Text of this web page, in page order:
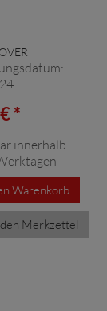
*
innerhalb
Warenkorb
Merkzettel